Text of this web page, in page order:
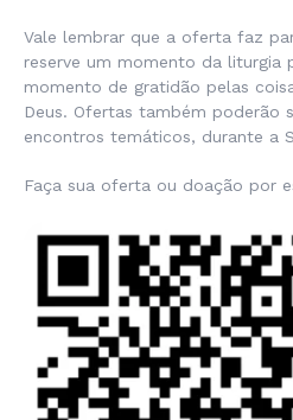
Vale lembrar que a oferta faz
reserve um momento da liturgia
momento de gratidão pelas
Deus. Ofertas também poderão
encontros temáticos, durante a
Faça sua oferta ou doação por